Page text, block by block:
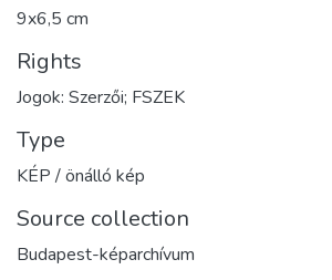
9x6,5 cm
Rights
Jogok: Szerzői; FSZEK
Type
KÉP / önálló kép
Source collection
Budapest-képarchívum